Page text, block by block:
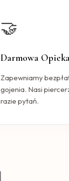
🤝
Darmowa
Zapewniamy
gojenia. Nasi
razie pytań.